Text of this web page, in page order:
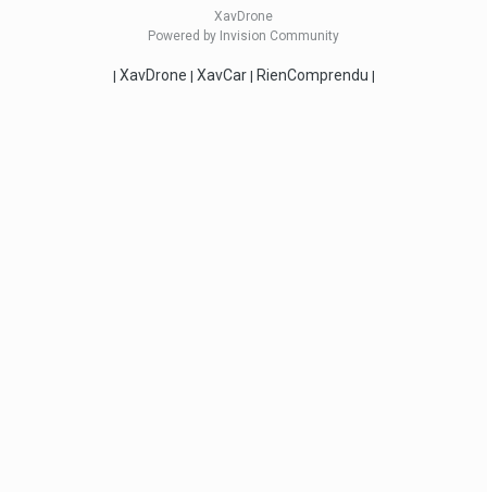
XavDrone
Powered by Invision Community
| XavDrone | XavCar| RienComprendu |